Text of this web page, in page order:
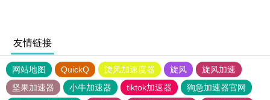
友情链接
网站地图 QuickQ 旋风加速度器 旋风
旋风加速
坚果加速器
小牛加速器 tiktok加速器
狗急加速器官网